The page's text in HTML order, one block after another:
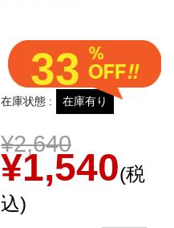
33
在庫状態 : 在庫有り
¥2,640
¥1,540(税
込)